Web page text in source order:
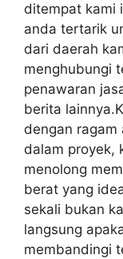
ditempat kami
anda tertarik
dari daerah
menghubungi
penawaran
berita
dengan
dalam proyek,
menolong
berat yang
sekali bukan
langsung
membandingi